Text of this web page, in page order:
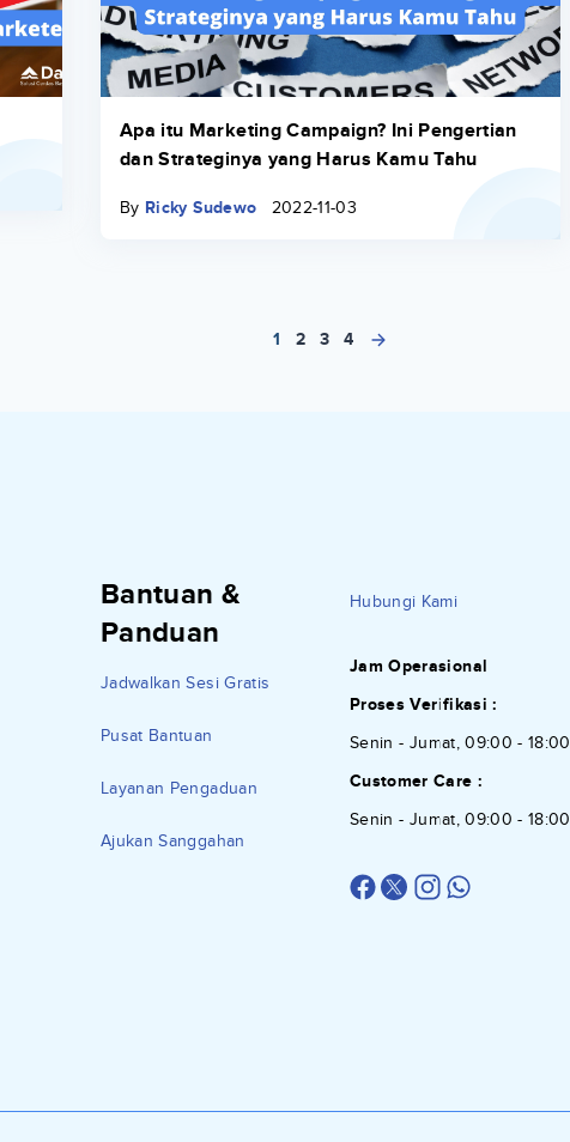
Apa itu Marketing Campaign? Ini Pengertian
dan Strateginya yang Harus Kamu Tahu
By Ricky Sudewo 2022-11-03
1 2 3 4
Bantuan &
Panduan
Jadwalkan Sesi Gratis
Pusat Bantuan
Layanan Pengaduan
Ajukan Sanggahan
Hubungi Kami
Jam Operasional
Proses Verifikasi :
Senin - Jumat, 09:00 - 18:00
Customer Care :
Senin - Jumat, 09:00 - 18:00